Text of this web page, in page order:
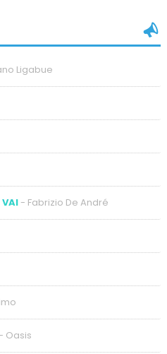
Ligabue
VAI- Fabrizio De André
- Oasis